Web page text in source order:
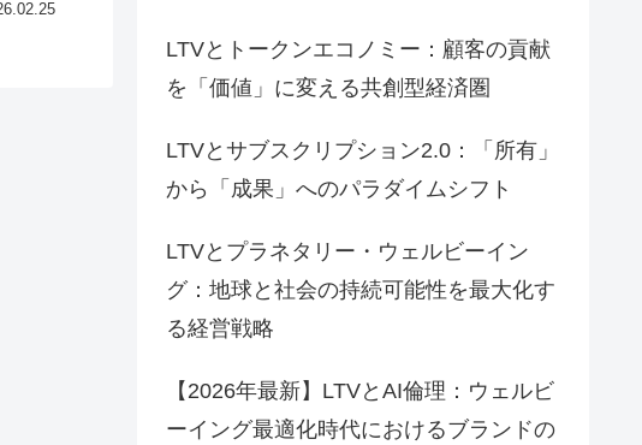
LTVとトークンエコノミー：顧客の貢献
を「価値」に変える共創型経済圏
LTVとサブスクリプション2.0：「所有」
から「成果」へのパラダイムシフト
LTVとプラネタリー・ウェルビーイン
グ：地球と社会の持続可能性を最大化す
る経営戦略
【2026年最新】LTVとAI倫理：ウェルビ
ーイング最適化時代におけるブランドの